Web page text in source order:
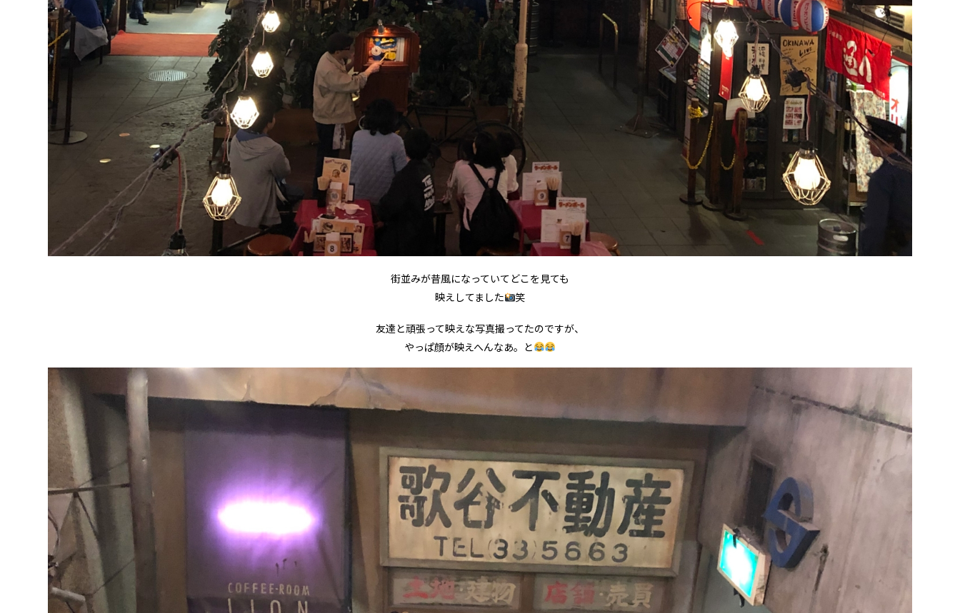
街並みが昔風になっていてどこを見ても
映えしてました
笑
友達と頑張って映えな写真撮ってたのですが、
やっぱ顔が映えへんなあ。と